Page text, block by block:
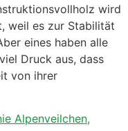
wird
weil es zur Stabilität
eines haben alle
Druck aus, dass
von ihrer
Alpenveilchen,